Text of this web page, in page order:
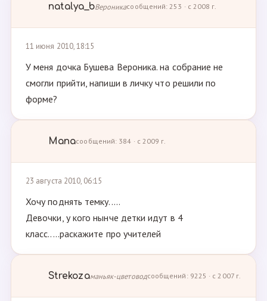
natalya_bВероникасообщений: 253 · с 2008 г.
11 июня 2010, 18:15
У меня дочка Бушева Вероника. на собрание не
смогли прийти, напиши в личку что решили по
форме?
Мапасообщений: 384 · с 2009 г.
23 августа 2010, 06:15
Хочу поднять темку.....
Девочки, у кого нынче детки идут в 4
класс.....раскажите про учителей
Strekozaманьяк-цветоводсообщений: 9225 · с 2007 г.